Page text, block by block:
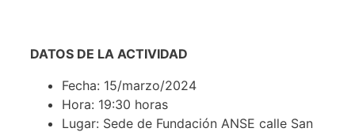
DATOS DE LA ACTIVIDAD
Fecha: 15/marzo/2024
Hora: 19:30 horas
Lugar: Sede de Fundación ANSE calle San